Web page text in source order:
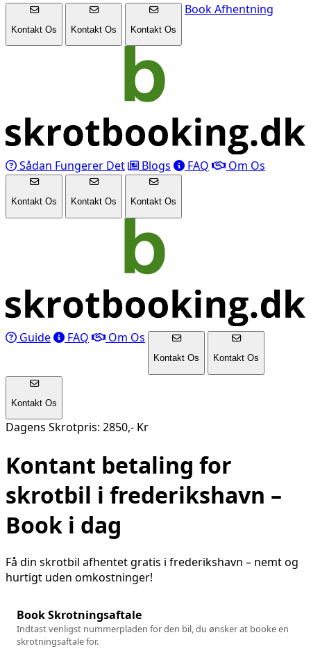
Kontakt Os Kontakt Os Kontakt Os
Book Afhentning
Sådan Fungerer Det Blogs FAQ Om Os
Kontakt Os Kontakt Os Kontakt Os
Guide FAQ Om Os
Kontakt Os Kontakt Os
Kontakt Os
Dagens Skrotpris: 2850,- Kr
Kontant betaling for
skrotbil i frederikshavn –
Book i dag
Få din skrotbil afhentet gratis i frederikshavn – nemt og
hurtigt uden omkostninger!
Book Skrotningsaftale
Indtast venligst nummerpladen for den bil, du ønsker at booke en
skrotningsaftale for.